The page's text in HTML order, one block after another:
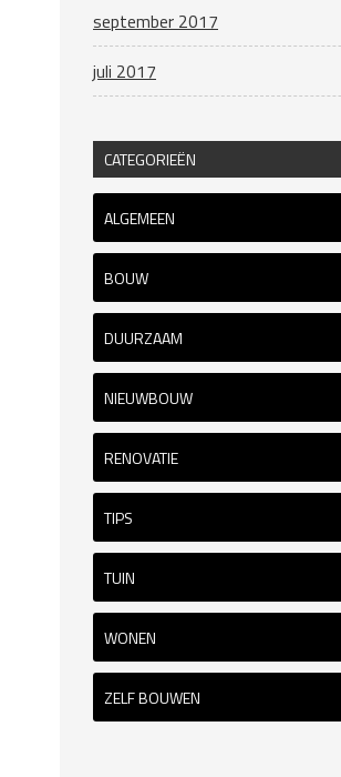
september 2017
juli 2017
CATEGORIEËN
ALGEMEEN
BOUW
DUURZAAM
NIEUWBOUW
RENOVATIE
TIPS
TUIN
WONEN
ZELF BOUWEN